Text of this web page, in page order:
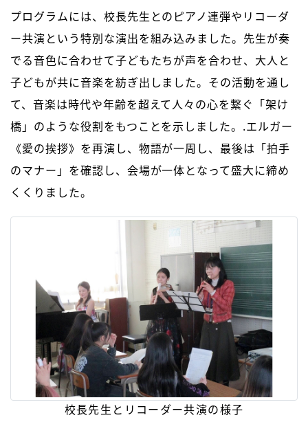
プログラムには、校長先生とのピアノ連弾やリコーダ
ー共演という特別な演出を組み込みました。先生が奏
でる音色に合わせて子どもたちが声を合わせ、大人と
子どもが共に音楽を紡ぎ出しました。その活動を通し
て、音楽は時代や年齢を超えて人々の心を繋ぐ「架け
橋」のような役割をもつことを示しました。.エルガー
《愛の挨拶》を再演し、物語が一周し、最後は「拍手
のマナー」を確認し、会場が一体となって盛大に締め
くくりました。
校長先生とリコーダー共演の様子